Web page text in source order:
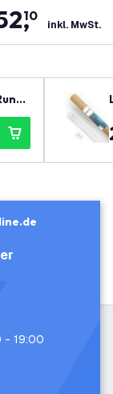
,
10
inkl. MwSt.
- 19:00